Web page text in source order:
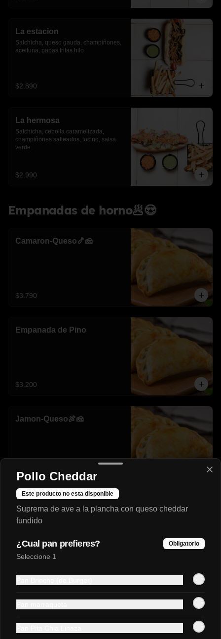
La estacion
Salchicha, queso gauda, champiñones,
aceituna, papas fritas hilo
$2.890
La hermosa
Salchicha, cebolla caramelizada,
champiñones salteados, tocino, salsa
verde.
$2.990
Empanadas de horno🥟😍
Camaron-Queso🍤🧀
$3.790
Empanada de Pino
$3.200
Jamon-Queso🍖🧀
$2.990
Mechada-Queso🥩🧀
Pollo Cheddar
Este producto no esta disponible
Suprema de ave a la plancha con queso cheddar
fundido
¿Cual pan prefieres? Obligatorio
Seleccione 1